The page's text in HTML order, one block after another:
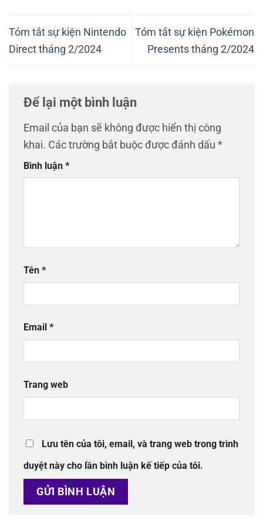
Tóm tắt sự kiện Nintendo
Direct tháng 2/2024
Tóm tắt sự kiện Pokémon
Presents tháng 2/2024
Để lại một bình luận
Email của bạn sẽ không được hiển thị công
khai. Các trường bắt buộc được đánh dấu *
Bình luận *
Tên *
Email *
Trang web
Lưu tên của tôi, email, và trang web trong trình
duyệt này cho lần bình luận kế tiếp của tôi.